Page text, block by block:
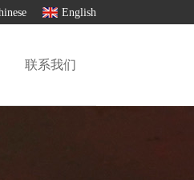
English
联系我们